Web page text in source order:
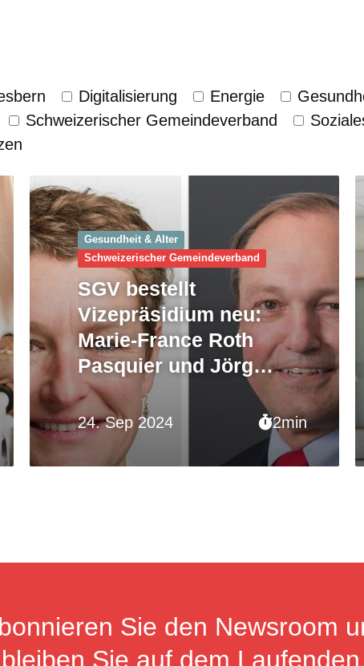
Digitalisierung Energie
Schweizerischer Gemeinde­verband
24. Sep 2024 2min
Gesundheit & Alter
Schweizerischer Gemeinde­verband
SGV bestellt
Vizepräsidium neu:
Marie-France Roth
Pasquier und Jörg
Kündig gewählt
Sie den Newsroom
bleiben Sie auf dem